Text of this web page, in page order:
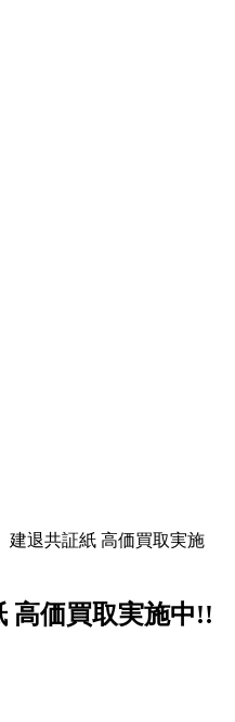
建退共証紙 高価買取実施
高価買取実施中!!